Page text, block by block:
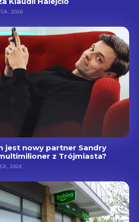
2026
jest nowy partner Sandry
z Trójmiasta?
2026